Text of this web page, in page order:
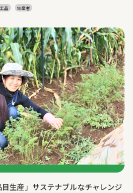
品 生産者
生産」サステナブルなチャレンジ